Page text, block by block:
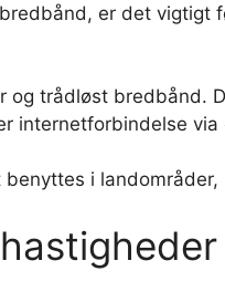
er det
og trådløst
internetforbindelse via
i